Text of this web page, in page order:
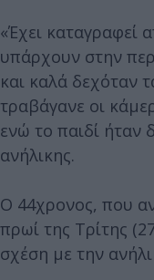
«Έχει καταγραφεί
υπάρχουν στην
και καλά δεχόταν
τραβάγανε οι
ενώ το παιδί ήταν
ανήλικης.
Ο 44χρονος, που
πρωί της Τρίτης
σχέση με την